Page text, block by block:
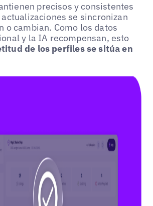
precisos y consistentes
se sincronizan
cambian. Como los datos
y la IA recompensan, esto
de los perfiles se sitúa en